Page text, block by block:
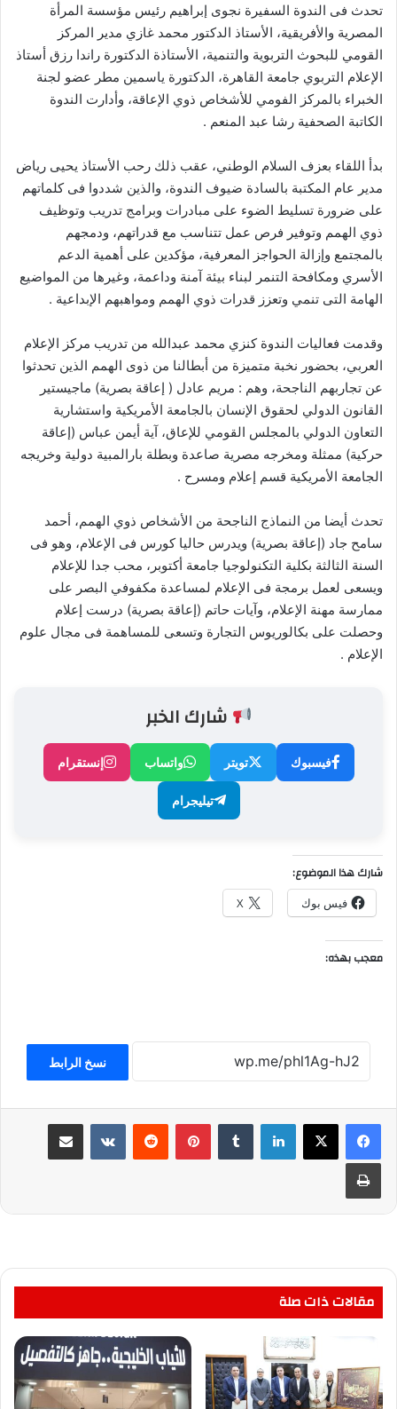
تحدث فى الندوة السفيرة نجوى إبراهيم رئيس مؤسسة المرأة
المصرية والأفريقية، الأستاذ الدكتور محمد غازي مدير المركز
القومي للبحوث التربوية والتنمية، الأستاذة الدكتورة راندا رزق أستاذ
الإعلام التربوي جامعة القاهرة، الدكتورة ياسمين مطر عضو لجنة
الخبراء بالمركز الفومي للأشخاص ذوي الإعاقة، وأدارت الندوة
الكاتبة الصحفية رشا عبد المنعم .
بدأ اللقاء بعزف السلام الوطني، عقب ذلك رحب الأستاذ يحيى رياض
مدير عام المكتبة بالسادة ضيوف الندوة، والذين شددوا فى كلماتهم
على ضرورة تسليط الضوء على مبادرات وبرامج تدريب وتوظيف
ذوي الهمم وتوفير فرص عمل تتناسب مع قدراتهم، ودمجهم
بالمجتمع وإزالة الحواجز المعرفية، مؤكدين على أهمية الدعم
الأسري ومكافحة التنمر لبناء بيئة آمنة وداعمة، وغيرها من المواضيع
الهامة التى تنمي وتعزز قدرات ذوي الهمم ومواهبهم الإبداعية .
وقدمت فعاليات الندوة كنزي محمد عبدالله من تدريب مركز الإعلام
العربي، بحضور نخبة متميزة من أبطالنا من ذوى الهمم الذين تحدثوا
عن تجاربهم الناجحة، وهم : مريم عادل ( إعاقة بصرية) ماجيستير
القانون الدولي لحقوق الإنسان بالجامعة الأمريكية واستشارية
التعاون الدولي بالمجلس القومي للإعاق، آية أيمن عباس (إعاقة
حركية) ممثلة ومخرجه مصرية صاعدة وبطلة بارالمبية دولية وخريجه
الجامعة الأمريكية قسم إعلام ومسرح .
تحدث أيضا من النماذج الناجحة من الأشخاص ذوي الهمم، أحمد
سامح جاد (إعاقة بصرية) ويدرس حاليا كورس فى الإعلام، وهو فى
السنة الثالثة بكلية التكنولوجيا جامعة أكتوبر، محب جدا للإعلام
ويسعى لعمل برمجة فى الإعلام لمساعدة مكفوفي البصر على
ممارسة مهنة الإعلام، وآيات حاتم (إعاقة بصرية) درست إعلام
وحصلت على بكالوريوس التجارة وتسعى للمساهمة فى مجال علوم
الإعلام .
شارك الخبر
فيسبوك تويتر واتساب إنستقرام
تيليجرام
شارك هذا الموضوع:
فيس بوك X
معجب بهذه:
نسخ الرابط
لينكدإن بينتيريست مشاركة عبر البريد
طباعة
مقالات ذات صلة